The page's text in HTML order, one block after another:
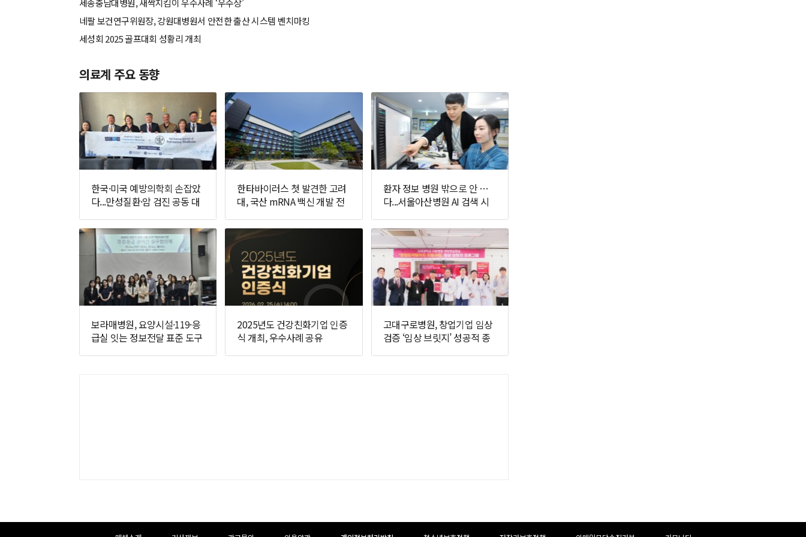
세종충남대병원, 새싹지킴이 우수사례 ‘우수상’
네팔 보건연구위원장, 강원대병원서 안전한 출산 시스템 벤치마킹
세성회 2025 골프대회 성황리 개최
의료계 주요 동향
한국·미국 예방의학회 손잡았
다...만성질환·암 검진 공동 대
한타바이러스 첫 발견한 고려
대, 국산 mRNA 백신 개발 전
환자 정보 병원 밖으로 안 나간
다...서울아산병원 AI 검색 시
보라매병원, 요양시설·119·응
급실 잇는 정보전달 표준 도구
2025년도 건강친화기업 인증
식 개최, 우수사례 공유
고대구로병원, 창업기업 임상
검증 ‘임상 브릿지’ 성공적 종